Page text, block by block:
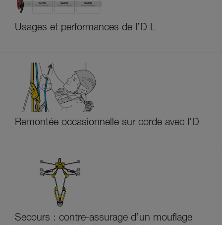
Usages et performances de I’D L
Remontée occasionnelle sur corde avec I'D
Secours : contre-assurage d’un mouflage